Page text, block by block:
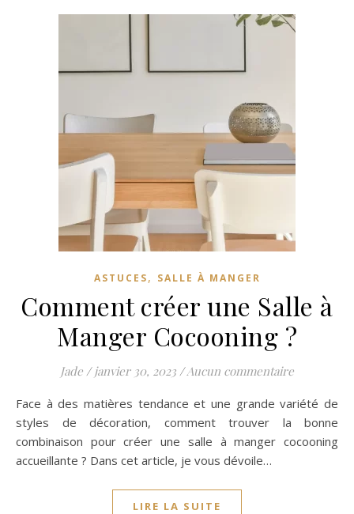
ASTUCES, SALLE À MANGER
Comment créer une Salle à
Manger Cocooning ?
Jade / janvier 30, 2023 /Aucun commentaire
Face à des matières tendance et une grande variété de
styles de décoration, comment trouver la bonne
combinaison pour créer une salle à manger cocooning
accueillante ? Dans cet article, je vous dévoile…
LIRE LA SUITE